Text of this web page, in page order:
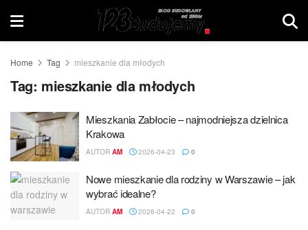
Home Tag mieszkanie dla młodych
Tag: mieszkanie dla młodych
Mieszkania Zabłocie – najmodniejsza dzielnica
Krakowa
AUTOR AM 2026-04-23 0
Nowe mieszkanie dla rodziny w Warszawie – jak
wybrać idealne?
AUTOR AM 2026-04-22 0